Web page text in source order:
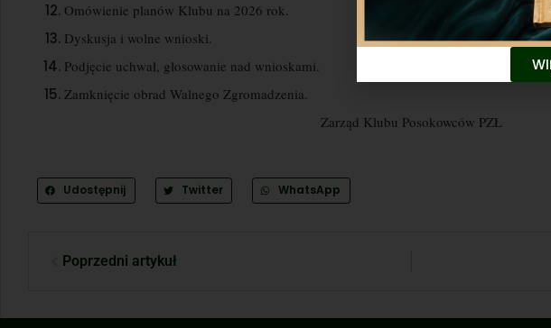
Omówienie planów Klubu na 2026 rok.
Dyskusja i wolne wnioski.
Podjęcie uchwał, głosowanie nad wnioskami.
Zamknięcie obrad Walnego Zgromadzenia.
Zarząd Klubu Posokowców PZŁ
Udostępnij Twitter WhatsApp
Poprzedni artykuł